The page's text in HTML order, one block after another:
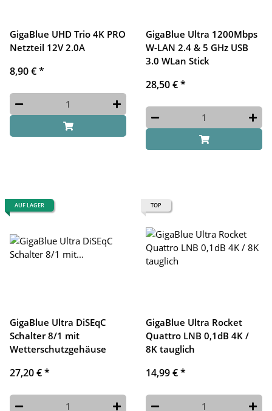
GigaBlue UHD Trio 4K PRO
Netzteil 12V 2.0A
8,90 €*
GigaBlue Ultra 1200Mbps
W-LAN 2.4 & 5 GHz USB
3.0 WLan Stick
28,50 €*
AUF LAGER
GigaBlue Ultra DiSEqC
Schalter 8/1 mit
Wetterschutzgehäuse
27,20 €*
TOP
GigaBlue Ultra Rocket
Quattro LNB 0,1dB 4K /
8K tauglich
14,99 €*